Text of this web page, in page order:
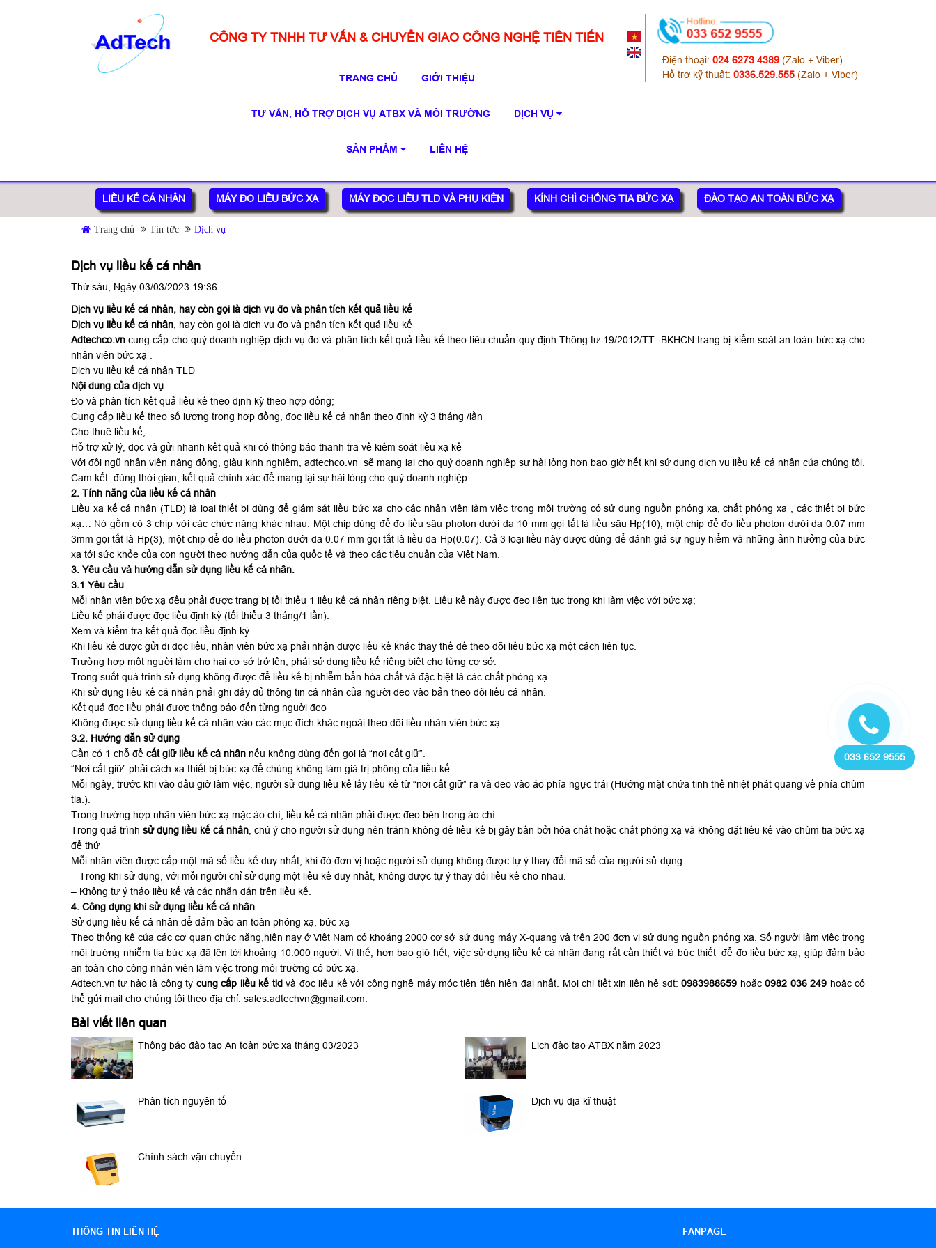
CÔNG TY TNHH TƯ VẤN & CHUYỂN GIAO CÔNG NGHỆ TIÊN TIẾN
TRANG CHỦ GIỚI THIỆU
TƯ VẤN, HỖ TRỢ DỊCH VỤ ATBX VÀ MÔI TRƯỜNG DỊCH VỤ
SẢN PHẨM LIÊN HỆ
Điện thoại: 024 6273 4389 (Zalo + Viber)
Hỗ trợ kỹ thuật: 0336.529.555 (Zalo + Viber)
LIỀU KẾ CÁ NHÂN MÁY ĐO LIỀU BỨC XẠ MÁY ĐỌC LIỀU TLD VÀ PHỤ KIỆN KÍNH CHÌ CHỐNG TIA BỨC XẠ ĐÀO TẠO AN TOÀN BỨC XẠ
Trang chủ Tin tức Dịch vụ
Dịch vụ liều kế cá nhân
Thứ sáu, Ngày 03/03/2023 19:36
Dịch vụ liều kế cá nhân, hay còn gọi là dịch vụ đo và phân tích kết quả liều kế
Dịch vụ liều kế cá nhân , hay còn gọi là dịch vụ đo và phân tích kết quả liều kế
Adtechco.vn cung cấp cho quý doanh nghiệp dịch vụ đo và phân tích kết quả liều kế theo tiêu chuẩn quy định Thông tư 19/2012/TT- BKHCN trang bị kiểm soát an toàn bức xạ cho
nhân viên bức xạ .
Dịch vụ liều kế cá nhân TLD
Nội dung của dịch vụ :
Đo và phân tích kết quả liều kế theo định kỳ theo hợp đồng;
Cung cấp liều kế theo số lượng trong hợp đồng, đọc liều kế cá nhân theo định kỳ 3 tháng /lần
Cho thuê liều kế;
Hỗ trợ xử lý, đọc và gửi nhanh kết quả khi có thông báo thanh tra về kiểm soát liều xạ kế
Với đội ngũ nhân viên năng động, giàu kinh nghiệm, adtechco.vn sẽ mang lại cho quý doanh nghiệp sự hài lòng hơn bao giờ hết khi sử dụng dịch vụ liều kế cá nhân của chúng tôi.
Cam kết: đúng thời gian, kết quả chính xác để mang lại sự hài lòng cho quý doanh nghiệp.
2. Tính năng của liều kế cá nhân
Liều xạ kế cá nhân (TLD) là loại thiết bị dùng để giám sát liều bức xạ cho các nhân viên làm việc trong môi trường có sử dụng nguồn phóng xạ, chất phóng xạ , các thiết bị bức
xạ… Nó gồm có 3 chip với các chức năng khác nhau: Một chip dùng để đo liều sâu photon dưới da 10 mm gọi tắt là liều sâu Hp(10), một chip để đo liều photon dưới da 0.07 mm
3mm gọi tắt là Hp(3), một chip để đo liều photon dưới da 0.07 mm gọi tắt là liều da Hp(0.07). Cả 3 loại liều này được dùng để đánh giá sự nguy hiểm và những ảnh hưởng của bức
xạ tới sức khỏe của con người theo hướng dẫn của quốc tế và theo các tiêu chuẩn của Việt Nam.
3. Yêu cầu và hướng dẫn sử dụng liều kế cá nhân.
3.1 Yêu cầu
Mỗi nhân viên bức xạ đều phải được trang bị tối thiểu 1 liều kế cá nhân riêng biệt. Liều kế này được đeo liên tục trong khi làm việc với bức xạ;
Liều kế phải được đọc liều định kỳ (tối thiểu 3 tháng/1 lần).
Xem và kiểm tra kết quả đọc liều định kỳ
Khi liều kế được gửi đi đọc liều, nhân viên bức xạ phải nhận được liều kế khác thay thế để theo dõi liều bức xạ một cách liên tục.
Trường hợp một người làm cho hai cơ sở trở lên, phải sử dụng liều kế riêng biệt cho từng cơ sở.
Trong suốt quá trình sử dụng không được để liều kế bị nhiễm bẩn hóa chất và đặc biệt là các chất phóng xạ
Khi sử dụng liều kế cá nhân phải ghi đầy đủ thông tin cá nhân của người đeo vào bản theo dõi liều cá nhân.
Kết quả đọc liều phải được thông báo đến từng nguời đeo
Không được sử dụng liều kế cá nhân vào các mục đích khác ngoài theo dõi liều nhân viên bức xạ
3.2. Hướng dẫn sử dụng
Cần có 1 chỗ để cất giữ liều kế cá nhân nếu không dùng đến gọi là “nơi cất giữ”.
“Nơi cất giữ” phải cách xa thiết bị bức xạ để chúng không làm giá trị phông của liều kế.
Mỗi ngày, trước khi vào đầu giờ làm việc, người sử dụng liều kế lấy liều kế từ “nơi cất giữ” ra và đeo vào áo phía ngực trái (Hướng mặt chứa tinh thể nhiệt phát quang về phía chùm
tia.).
Trong trường hợp nhân viên bức xạ mặc áo chì, liều kế cá nhân phải được đeo bên trong áo chì.
Trong quá trìnhsử dụng liều kế cá nhân , chú ý cho người sử dụng nên tránh không để liều kế bị gây bẩn bởi hóa chất hoặc chất phóng xạ và không đặt liều kế vào chùm tia bức xạ
để thử
Mỗi nhân viên được cấp một mã số liều kế duy nhất, khi đó đơn vị hoặc người sử dụng không được tự ý thay đổi mã số của người sử dụng.
– Trong khi sử dụng, với mỗi người chỉ sử dụng một liều kế duy nhất, không được tự ý thay đổi liều kế cho nhau.
– Không tự ý tháo liều kế và các nhãn dán trên liều kế.
4. Công dụng khi sử dụng liều kế cá nhân
Sử dụng liều kế cá nhân để đảm bảo an toàn phóng xạ, bức xạ
Theo thống kê của các cơ quan chức năng,hiện nay ở Việt Nam có khoảng 2000 cơ sở sử dụng máy X-quang và trên 200 đơn vị sử dụng nguồn phóng xạ. Số người làm việc trong
môi trường nhiễm tia bức xạ đã lên tới khoảng 10.000 người. Vì thế, hơn bao giờ hết, việc sử dụng liều kế cá nhân đang rất cần thiết và bức thiết để đo liều bức xạ, giúp đảm bảo
an toàn cho công nhân viên làm việc trong môi trường có bức xạ.
Adtech.vn tự hào là công ty cung cấp liều kế tld và đọc liều kế với công nghệ máy móc tiên tiến hiện đại nhất. Mọi chi tiết xin liên hệ sdt:0983988659 hoặc0982 036 249 hoặc có
thể gửi mail cho chúng tôi theo địa chỉ: sales.adtechvn@gmail.com.
Bài viết liên quan
Thông báo đào tạo An toàn bức xạ tháng 03/2023 Lịch đào tạo ATBX năm 2023
Phân tích nguyên tố Dịch vụ địa kĩ thuật
Chính sách vận chuyển
THÔNG TIN LIÊN HỆ FANPAGE
033 652 9555